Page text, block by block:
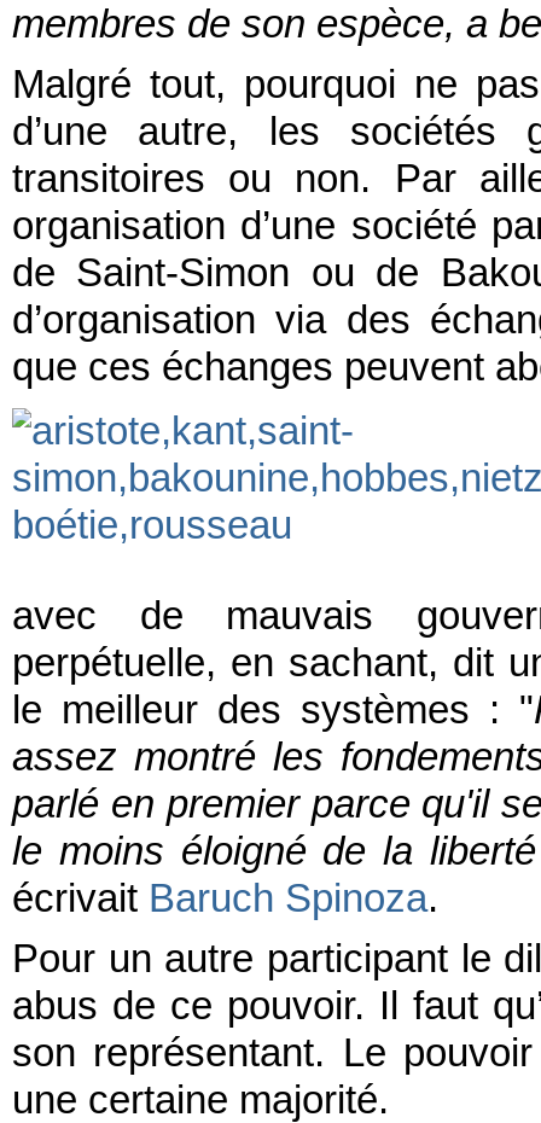
membres de son espèce, a
Malgré tout, pourquoi ne
d’une autre, les sociétés
transitoires ou non. Par
organisation d’une société
de Saint-Simon ou de
d’organisation via des
que ces échanges peuvent
avec de mauvais
perpétuelle, en sachant, dit
le meilleur des systèmes : "
assez montré les
parlé en premier parce qu'il
le moins éloigné de la
écrivait Baruch Spinoza.
Pour un autre participant le
abus de ce pouvoir. Il faut
son représentant. Le
une certaine majorité.